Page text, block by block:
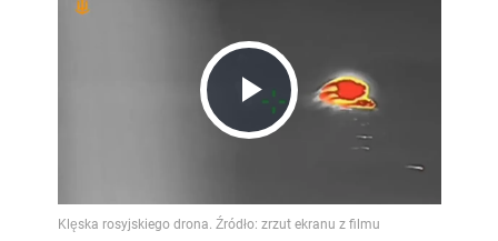
Play
Video